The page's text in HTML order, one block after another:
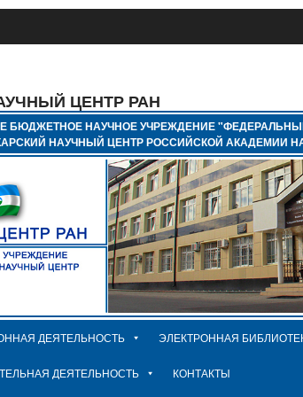
ЦЕНТР РАН
БЮДЖЕТНОЕ НАУЧНОЕ УЧРЕЖДЕНИЕ
НАУЧНЫЙ ЦЕНТР РОССИЙСКОЙ АКАДЕМИИ
ДЕЯТЕЛЬНОСТЬ ЭЛЕКТРОННАЯ
ДЕЯТЕЛЬНОСТЬ КОНТАКТЫ